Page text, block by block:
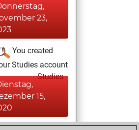
23,
You created
Studies account
Studies
15,